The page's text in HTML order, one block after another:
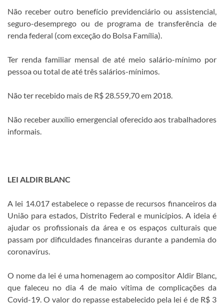
Não receber outro benefício previdenciário ou assistencial,
seguro-desemprego ou de programa de transferência de
renda federal (com exceção do Bolsa Família).
Ter renda familiar mensal de até meio salário-mínimo por
pessoa ou total de até três salários-mínimos.
Não ter recebido mais de R$ 28.559,70 em 2018.
Não receber auxílio emergencial oferecido aos trabalhadores
informais.
LEI ALDIR BLANC
A lei 14.017 estabelece o repasse de recursos financeiros da
União para estados, Distrito Federal e municípios. A ideia é
ajudar os profissionais da área e os espaços culturais que
passam por dificuldades financeiras durante a pandemia do
coronavírus.
O nome da lei é uma homenagem ao compositor Aldir Blanc,
que faleceu no dia 4 de maio vítima de complicações da
Covid-19. O valor do repasse estabelecido pela lei é de R$ 3